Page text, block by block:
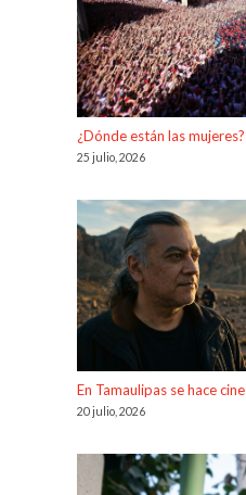
¿Dónde están las mujeres?
25 julio, 2026
En Tamaulipas se hace cine
20 julio, 2026